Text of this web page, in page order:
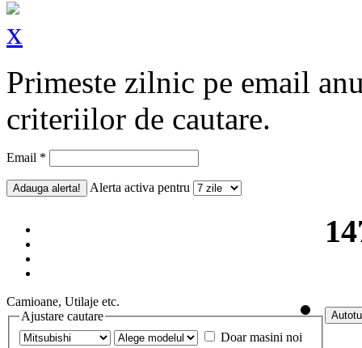
Primeste zilnic pe email
criteriilor de cautare.
Email *
Alerta activa pentru
Camioane, Utilaje etc.
Ajustare cautare
Doar masini noi